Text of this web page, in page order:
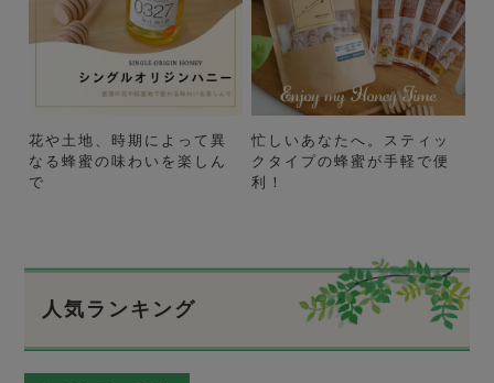
花や土地、時期によって異
なる蜂蜜の味わいを楽しん
で
忙しいあなたへ。スティッ
クタイプの蜂蜜が手軽で便
利！
人気ランキング